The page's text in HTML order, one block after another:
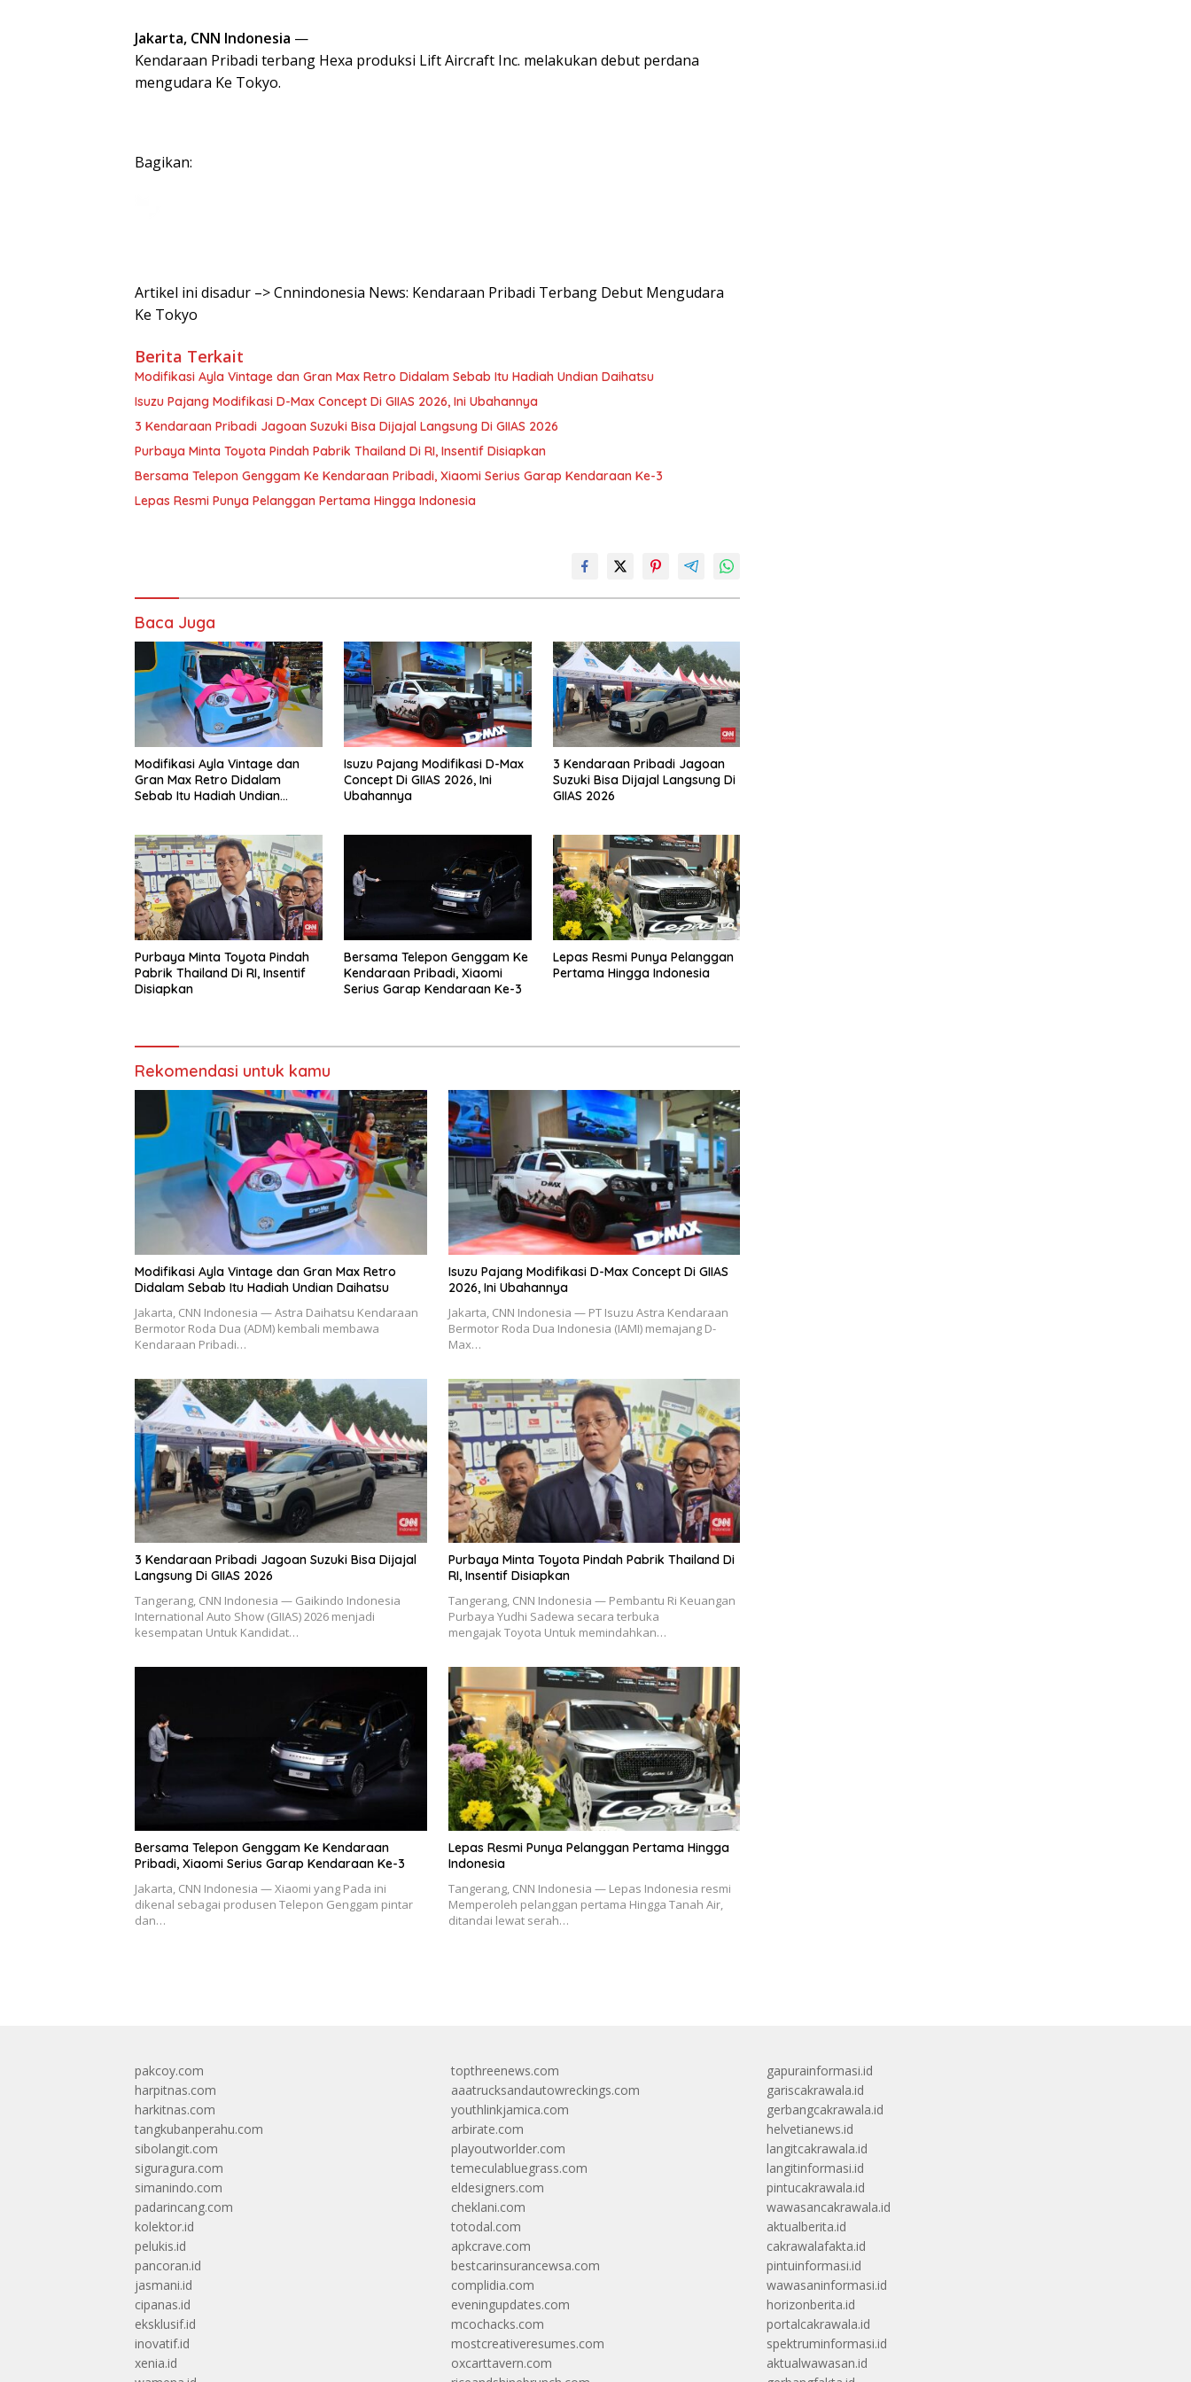
Jakarta, CNN Indonesia —
Kendaraan Pribadi terbang Hexa produksi Lift Aircraft Inc. melakukan debut perdana
mengudara Ke Tokyo.
Bagikan:
Artikel ini disadur –> Cnnindonesia News: Kendaraan Pribadi Terbang Debut Mengudara
Ke Tokyo
Berita Terkait
Modifikasi Ayla Vintage dan Gran Max Retro Didalam Sebab Itu Hadiah Undian Daihatsu
Isuzu Pajang Modifikasi D-Max Concept Di GIIAS 2026, Ini Ubahannya
3 Kendaraan Pribadi Jagoan Suzuki Bisa Dijajal Langsung Di GIIAS 2026
Purbaya Minta Toyota Pindah Pabrik Thailand Di RI, Insentif Disiapkan
Bersama Telepon Genggam Ke Kendaraan Pribadi, Xiaomi Serius Garap Kendaraan Ke-3
Lepas Resmi Punya Pelanggan Pertama Hingga Indonesia
Baca Juga
Modifikasi Ayla Vintage dan
Gran Max Retro Didalam
Sebab Itu Hadiah Undian
Isuzu Pajang Modifikasi D-Max
Concept Di GIIAS 2026, Ini
Ubahannya
3 Kendaraan Pribadi Jagoan
Suzuki Bisa Dijajal Langsung Di
GIIAS 2026
Purbaya Minta Toyota Pindah
Pabrik Thailand Di RI, Insentif
Disiapkan
Bersama Telepon Genggam Ke
Kendaraan Pribadi, Xiaomi
Serius Garap Kendaraan Ke-3
Lepas Resmi Punya Pelanggan
Pertama Hingga Indonesia
Rekomendasi untuk kamu
Modifikasi Ayla Vintage dan Gran Max Retro
Didalam Sebab Itu Hadiah Undian Daihatsu
Jakarta, CNN Indonesia — Astra Daihatsu Kendaraan
Bermotor Roda Dua (ADM) kembali membawa
Kendaraan Pribadi…
Isuzu Pajang Modifikasi D-Max Concept Di GIIAS
2026, Ini Ubahannya
Jakarta, CNN Indonesia — PT Isuzu Astra Kendaraan
Bermotor Roda Dua Indonesia (IAMI) memajang D-
Max…
3 Kendaraan Pribadi Jagoan Suzuki Bisa Dijajal
Langsung Di GIIAS 2026
Tangerang, CNN Indonesia — Gaikindo Indonesia
International Auto Show (GIIAS) 2026 menjadi
kesempatan Untuk Kandidat…
Purbaya Minta Toyota Pindah Pabrik Thailand Di
RI, Insentif Disiapkan
Tangerang, CNN Indonesia — Pembantu Ri Keuangan
Purbaya Yudhi Sadewa secara terbuka
mengajak Toyota Untuk memindahkan…
Bersama Telepon Genggam Ke Kendaraan
Pribadi, Xiaomi Serius Garap Kendaraan Ke-3
Jakarta, CNN Indonesia — Xiaomi yang Pada ini
dikenal sebagai produsen Telepon Genggam pintar
dan…
Lepas Resmi Punya Pelanggan Pertama Hingga
Indonesia
Tangerang, CNN Indonesia — Lepas Indonesia resmi
Memperoleh pelanggan pertama Hingga Tanah Air,
ditandai lewat serah…
pakcoy.com
harpitnas.com
harkitnas.com
tangkubanperahu.com
sibolangit.com
siguragura.com
simanindo.com
padarincang.com
kolektor.id
pelukis.id
pancoran.id
jasmani.id
cipanas.id
eksklusif.id
inovatif.id
xenia.id
topthreenews.com
aaatrucksandautowreckings.com
youthlinkjamica.com
arbirate.com
playoutworlder.com
temeculabluegrass.com
eldesigners.com
cheklani.com
totodal.com
apkcrave.com
bestcarinsurancewsa.com
complidia.com
eveningupdates.com
mcochacks.com
mostcreativeresumes.com
oxcarttavern.com
gapurainformasi.id
gariscakrawala.id
gerbangcakrawala.id
helvetianews.id
langitcakrawala.id
langitinformasi.id
pintucakrawala.id
wawasancakrawala.id
aktualberita.id
cakrawalafakta.id
pintuinformasi.id
wawasaninformasi.id
horizonberita.id
portalcakrawala.id
spektruminformasi.id
aktualwawasan.id